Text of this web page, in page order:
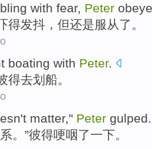
with fear, Peter
得发抖，但还是服从了。
boating with Peter.
得去划船。
matter," Peter gulped
。”彼得哽咽了一下 。